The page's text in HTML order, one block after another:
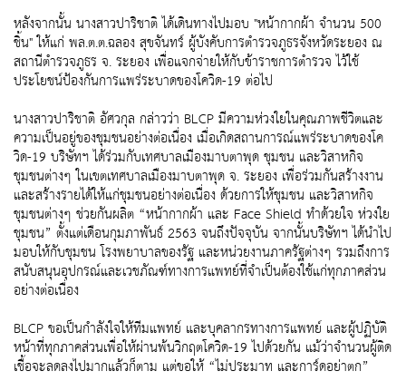
หลังจากนั้น นางสาวปาริชาติ ได้เดินทางไปมอบ "หน้ากากผ้า จำนวน 500
ชิ้น" ให้แก่ พล.ต.ต.ฉลอง สุขจันทร์ ผู้บังคับการตำรวจภูธรจังหวัดระยอง ณ
สถานีตำรวจภูธร จ. ระยอง เพื่อแจกจ่ายให้กับข้าราชการตำรวจ ไว้ใช้
ประโยชน์ป้องกันการแพร่ระบาดของโควิด-19 ต่อไป
นางสาวปาริชาติ อัศวกุล กล่าวว่า BLCP มีความห่วงใยในคุณภาพชีวิตและ
ความเป็นอยู่ของชุมชนอย่างต่อเนื่อง เมื่อเกิดสถานการณ์แพร่ระบาดของโค
วิด-19 บริษัทฯ ได้ร่วมกับเทศบาลเมืองมาบตาพุด ชุมชน และวิสาหกิจ
ชุมชนต่างๆ ในเขตเทศบาลเมืองมาบตาพุด จ. ระยอง เพื่อร่วมกันสร้างงาน
และสร้างรายได้ให้แก่ชุมชนอย่างต่อเนื่อง ด้วยการให้ชุมชน และวิสาหกิจ
ชุมชนต่างๆ ช่วยกันผลิต “หน้ากากผ้า และ Face Shield ทำด้วยใจ ห่วงใย
ชุมชน” ตั้งแต่เดือนกุมภาพันธ์ 2563 จนถึงปัจจุบัน จากนั้นบริษัทฯ ได้นำไป
มอบให้กับชุมชน โรงพยาบาลของรัฐ และหน่วยงานภาครัฐต่างๆ รวมถึงการ
สนับสนุนอุปกรณ์และเวชภัณฑ์ทางการแพทย์ที่จำเป็นต้องใช้แก่ทุกภาคส่วน
อย่างต่อเนื่อง
BLCP ขอเป็นกำลังใจให้ทีมแพทย์ และบุคลากรทางการแพทย์ และผู้ปฏิบัติ
หน้าที่ทุกภาคส่วนเพื่อให้ผ่านพ้นวิกฤตโควิด-19 ไปด้วยกัน แม้ว่าจำนวนผู้ติด
เชื้อจะลดลงไปมากแล้วก็ตาม แต่ขอให้ “ไม่ประมาท และการ์ดอย่าตก”